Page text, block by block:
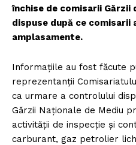
închise de comisarii Gărzii
dispuse după ce
amplasamente.
Informațiile au fost făcute
reprezentanții
ca urmare a controlului
Gărzii Naționale de Mediu
activității de inspecție și
carburant, gaz petrolier